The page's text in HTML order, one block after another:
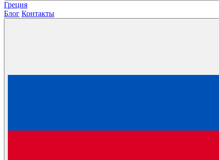
Греция
Блог Контакты